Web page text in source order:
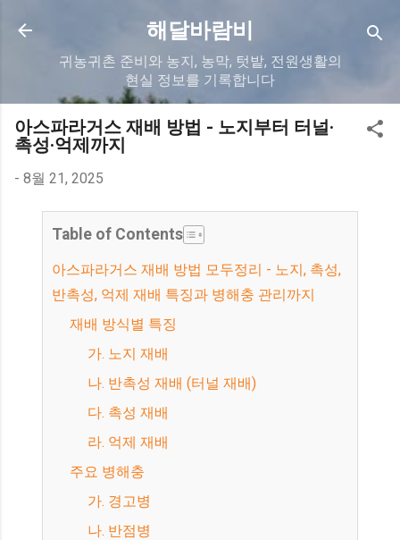
기본 콘텐츠로 건너뛰기
해달바람비
귀농귀촌 준비와 농지, 농막, 텃밭, 전원생활의
현실 정보를 기록합니다
아스파라거스 재배 방법 - 노지부터 터널·
촉성·억제까지
- 8월 21, 2025
Table of Contents
아스파라거스 재배 방법 모두정리 - 노지, 촉성,
반촉성, 억제 재배 특징과 병해충 관리까지
재배 방식별 특징
가. 노지 재배
나. 반촉성 재배 (터널 재배)
다. 촉성 재배
라. 억제 재배
주요 병해충
가. 경고병
나. 반점병